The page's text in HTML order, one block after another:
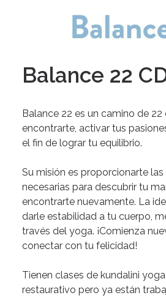
Balance 22
Balance 22 es un camino de 22
encontrarte, activar tus
el fin de lograr tu equilibrio.
Su misión es proporcionarte
necesarias para descubrir tu
encontrarte nuevamente. La
darle estabilidad a tu cuerpo,
través del yoga. ¡Comienza
conectar con tu felicidad!
Tienen clases de kundalini
restaurativo pero ya están